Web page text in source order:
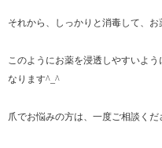
それから、しっかりと消毒して、お
このようにお薬を浸透しやすいよ
なります^_^
爪でお悩みの方は、一度ご相談くだ